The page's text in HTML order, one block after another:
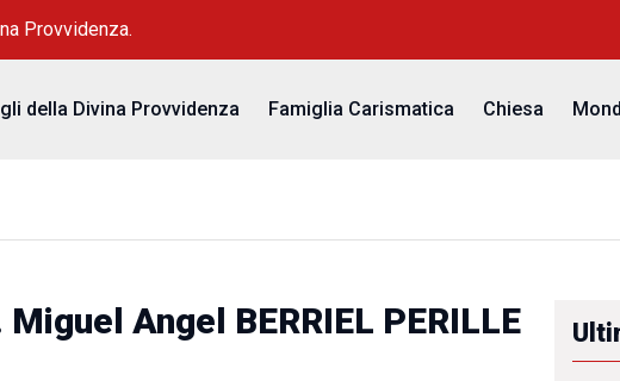
Provvidenza.
della Divina Provvidenza Famiglia Carismatica Chiesa
Miguel Angel BERRIEL PERILLE